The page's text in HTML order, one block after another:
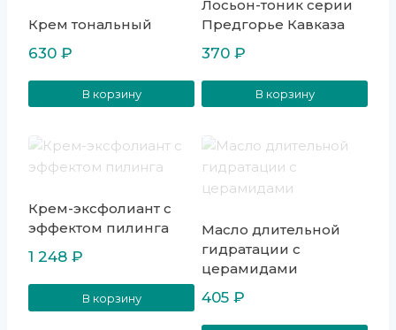
Крем тональный
630 ₽
В корзину
Лосьон-тоник серии
Предгорье Кавказа
370 ₽
В корзину
Крем-эксфолиант с
эффектом пилинга
1 248 ₽
В корзину
Масло длительной
гидратации с
церамидами
405 ₽